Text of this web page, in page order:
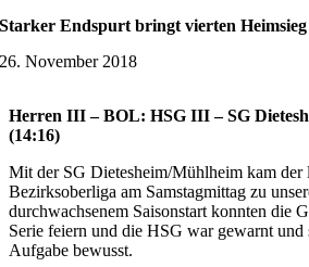
Starker Endspurt bringt vierten Heimsieg
26. November 2018
Herren III – BOL: HSG III – SG
(14:16)
Mit der SG Dietesheim/Mühlheim kam der
Bezirksoberliga am Samstagmittag zu
durchwachsenem Saisonstart konnten die
Serie feiern und die HSG war gewarnt und
Aufgabe bewusst.